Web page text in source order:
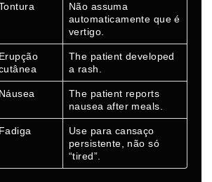
Não assuma
automaticamente que é
vertigo.
Erupção
The patient developed
a rash.
Náusea
The patient reports
nausea after meals.
Fadiga
Use para cansaço
persistente, não só
“tired”.